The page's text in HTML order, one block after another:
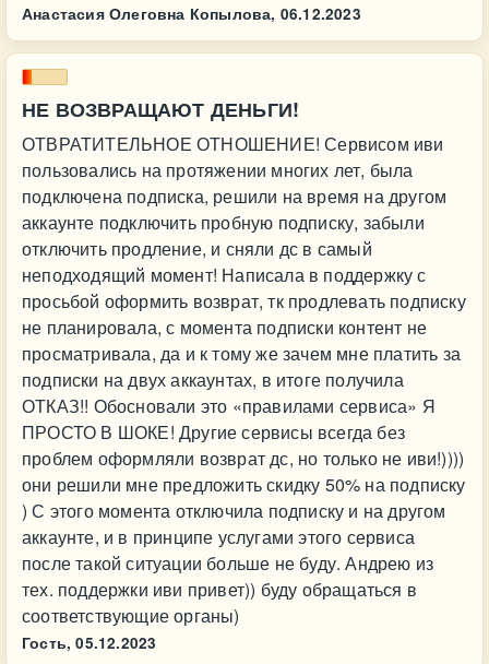
Анастасия Олеговна Копылова, 06.12.2023
НЕ ВОЗВРАЩАЮТ ДЕНЬГИ!
ОТВРАТИТЕЛЬНОЕ ОТНОШЕНИЕ! Сервисом иви
пользовались на протяжении многих лет, была
подключена подписка, решили на время на другом
аккаунте подключить пробную подписку, забыли
отключить продление, и сняли дс в самый
неподходящий момент! Написала в поддержку с
просьбой оформить возврат, тк продлевать подписку
не планировала, с момента подписки контент не
просматривала, да и к тому же зачем мне платить за
подписки на двух аккаунтах, в итоге получила
ОТКАЗ!! Обосновали это «правилами сервиса» Я
ПРОСТО В ШОКЕ! Другие сервисы всегда без
проблем оформляли возврат дс, но только не иви!))))
они решили мне предложить скидку 50% на подписку
) С этого момента отключила подписку и на другом
аккаунте, и в принципе услугами этого сервиса
после такой ситуации больше не буду. Андрею из
тех. поддержки иви привет)) буду обращаться в
соответствующие органы)
Гость, 05.12.2023